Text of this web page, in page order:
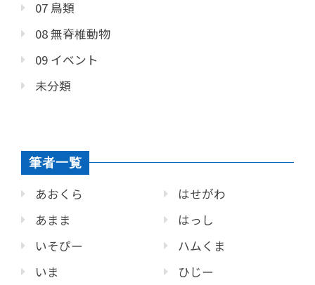
07 鳥類
08 無脊椎動物
09 イベント
未分類
筆者一覧
あおくら
あまま
いそぴー
いま
はせがわ
はっし
ハムくま
ひじー